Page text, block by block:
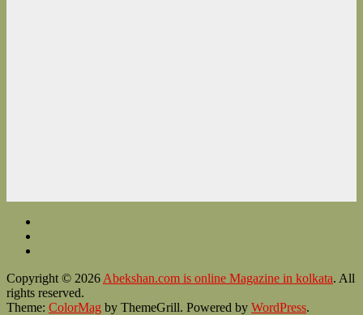
Copyright © 2026 Abekshan.com is online Magazine in kolkata. All
rights reserved.
Theme: ColorMag by ThemeGrill. Powered by WordPress.